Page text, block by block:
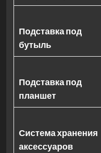
Подставка под
бутыль
Подставка под
планшет
Система хранения
аксессуаров